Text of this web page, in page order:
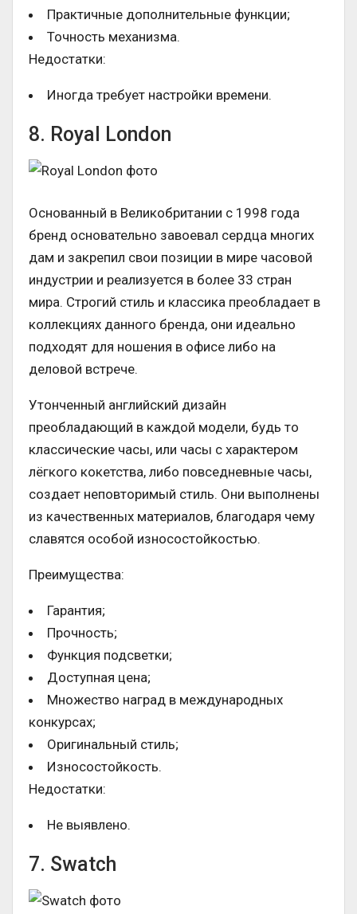
Практичные дополнительные функции;
Точность механизма.
Недостатки:
Иногда требует настройки времени.
8. Royal London
Основанный в Великобритании с 1998 года
бренд основательно завоевал сердца многих
дам и закрепил свои позиции в мире часовой
индустрии и реализуется в более 33 стран
мира. Строгий стиль и классика преобладает в
коллекциях данного бренда, они идеально
подходят для ношения в офисе либо на
деловой встрече.
Утонченный английский дизайн
преобладающий в каждой модели, будь то
классические часы, или часы с характером
лёгкого кокетства, либо повседневные часы,
создает неповторимый стиль. Они выполнены
из качественных материалов, благодаря чему
славятся особой износостойкостью.
Преимущества:
Гарантия;
Прочность;
Функция подсветки;
Доступная цена;
Множество наград в международных
конкурсах;
Оригинальный стиль;
Износостойкость.
Недостатки:
Не выявлено.
7. Swatch